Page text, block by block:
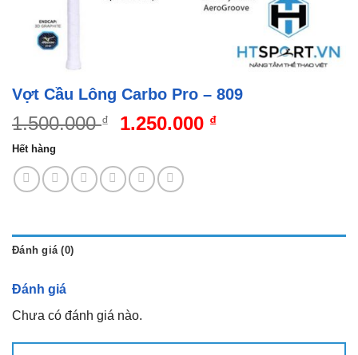
Vợt Cầu Lông Carbo Pro – 809
1.500.000₫
Giá
là:
1.500.000 ₫.
1.250.000 ₫Giá
Hết hàng
Đánh giá (0)
Đánh giá
Chưa có đánh giá nào.